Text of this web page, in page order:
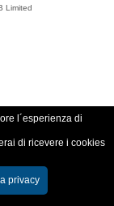
Limited
l´esperienza di
di ricevere i cookies
privacy